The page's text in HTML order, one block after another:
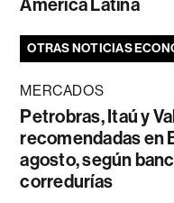
América Latina
OTRAS NOTICIAS
MERCADOS
Petrobras, Itaú y
recomendadas en
agosto, según
corredurías